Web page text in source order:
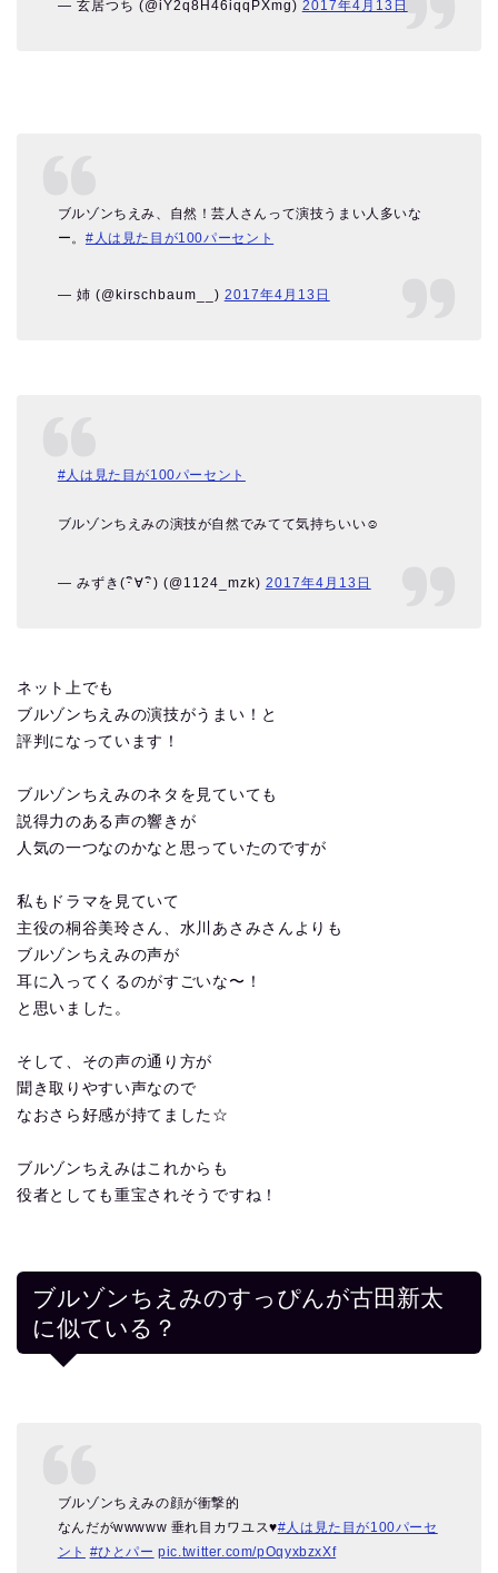
— 玄居つち (@iY2q8H46iqqPXmg) 2017年4月13日
ブルゾンちえみ、自然！芸人さんって演技うまい人多いな
ー。 #人は見た目が100パーセント
— 姉 (@kirschbaum__) 2017年4月13日
#人は見た目が100パーセント
ブルゾンちえみの演技が自然でみてて気持ちいい☺
— みずき(･ิ∀･ิ) (@1124_mzk) 2017年4月13日
ネット上でも
ブルゾンちえみの演技がうまい！と
評判になっています！
ブルゾンちえみのネタを見ていても
説得力のある声の響きが
人気の一つなのかなと思っていたのですが
私もドラマを見ていて
主役の桐谷美玲さん、水川あさみさんよりも
ブルゾンちえみの声が
耳に入ってくるのがすごいな〜！
と思いました。
そして、その声の通り方が
聞き取りやすい声なので
なおさら好感が持てました☆
ブルゾンちえみはこれからも
役者としても重宝されそうですね！
ブルゾンちえみのすっぴんが古田新太
に似ている？
ブルゾンちえみの顔が衝撃的
なんだがwwwww 垂れ目カワユス♥#人は見た目が100パーセ
ント #ひとパー pic.twitter.com/pOqyxbzxXf